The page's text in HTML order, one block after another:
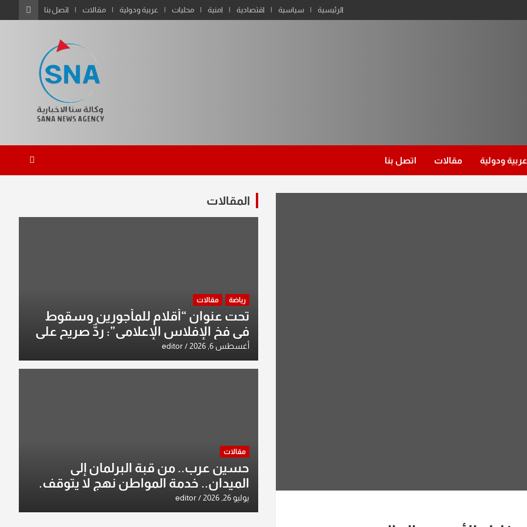
الرئيسية سياسية اقتصادية امنية محليات عربية ودولية مقالات اتصل بنا
عربية ودولية مقالات اتصل بنا
المقالات
رياضة مقالات
تحت عنوان “أقلام للمأجورين وسقوط
في فخ الإفلاس الإعلامي”: ردٌّ صريح على
افتراءات سمير الشكرجي
أغسطس 6, 2026 editor
مقالات
حسين عرب.. من قبة البرلمان إلى
الميدان.. خدمة المواطن نهج لا يتوقف.
يوليو 26, 2026 editor